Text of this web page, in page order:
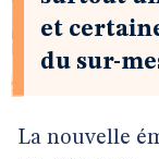
et
du sur-
La nouvelle